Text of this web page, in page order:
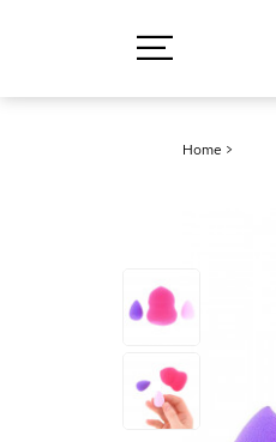
Home >